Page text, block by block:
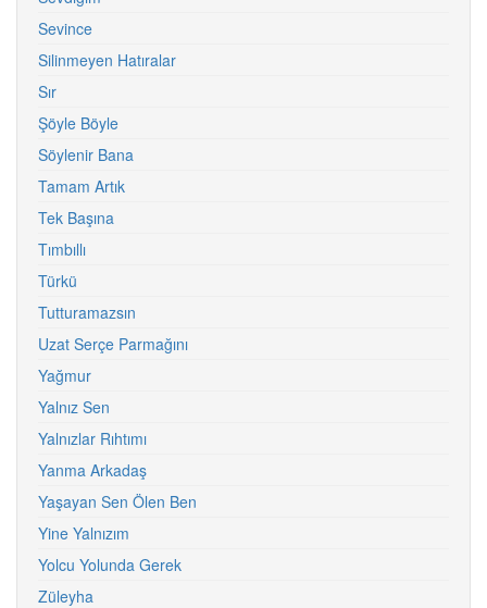
Sevince
Silinmeyen Hatıralar
Sır
Şöyle Böyle
Söylenir Bana
Tamam Artık
Tek Başına
Tımbıllı
Türkü
Tutturamazsın
Uzat Serçe Parmağını
Yağmur
Yalnız Sen
Yalnızlar Rıhtımı
Yanma Arkadaş
Yaşayan Sen Ölen Ben
Yine Yalnızım
Yolcu Yolunda Gerek
Züleyha